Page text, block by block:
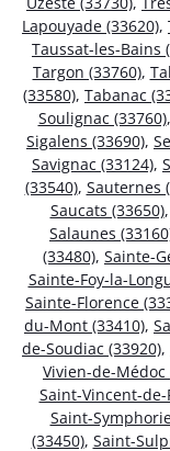
Lapouyade (33620),
Taussat-les-Bains
Targon (33760),
(33580), Tabanac
Soulignac (33760),
Sigalens (33690),
Savignac (33124),
(33540), Sauternes
Saucats (33650),
Salaunes
(33480), Sainte-
Sainte-Foy-la-
Sainte-Florence
du-Mont (33410),
de-Soudiac (33920),
Vivien-de-Médoc
Saint-Vincent-
Saint-
(33450), Saint-